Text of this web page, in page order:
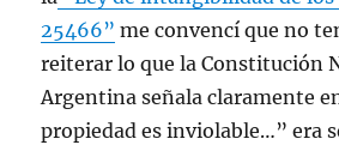
25466” me convencí que no
reiterar lo que la Constitución
Argentina señala claramente
propiedad es inviolable…” era